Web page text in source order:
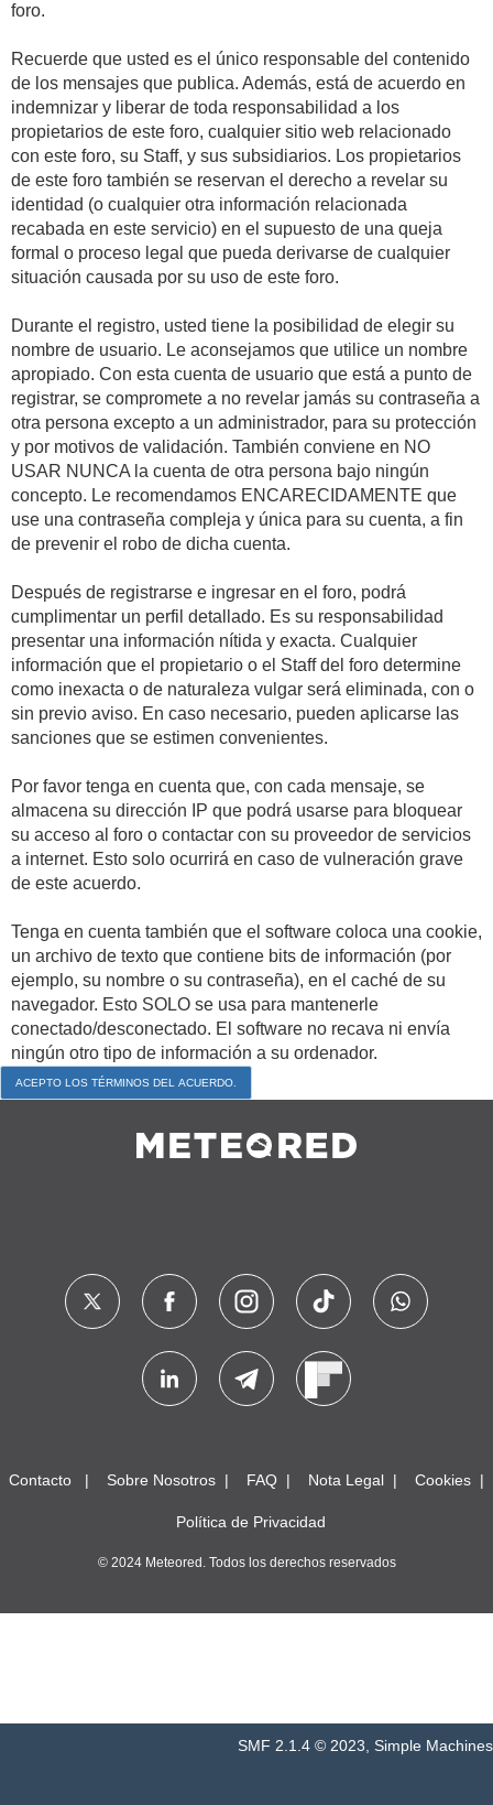
foro.
Recuerde que usted es el único responsable del contenido
de los mensajes que publica. Además, está de acuerdo en
indemnizar y liberar de toda responsabilidad a los
propietarios de este foro, cualquier sitio web relacionado
con este foro, su Staff, y sus subsidiarios. Los propietarios
de este foro también se reservan el derecho a revelar su
identidad (o cualquier otra información relacionada
recabada en este servicio) en el supuesto de una queja
formal o proceso legal que pueda derivarse de cualquier
situación causada por su uso de este foro.
Durante el registro, usted tiene la posibilidad de elegir su
nombre de usuario. Le aconsejamos que utilice un nombre
apropiado. Con esta cuenta de usuario que está a punto de
registrar, se compromete a no revelar jamás su contraseña a
otra persona excepto a un administrador, para su protección
y por motivos de validación. También conviene en NO
USAR NUNCA la cuenta de otra persona bajo ningún
concepto. Le recomendamos ENCARECIDAMENTE que
use una contraseña compleja y única para su cuenta, a fin
de prevenir el robo de dicha cuenta.
Después de registrarse e ingresar en el foro, podrá
cumplimentar un perfil detallado. Es su responsabilidad
presentar una información nítida y exacta. Cualquier
información que el propietario o el Staff del foro determine
como inexacta o de naturaleza vulgar será eliminada, con o
sin previo aviso. En caso necesario, pueden aplicarse las
sanciones que se estimen convenientes.
Por favor tenga en cuenta que, con cada mensaje, se
almacena su dirección IP que podrá usarse para bloquear
su acceso al foro o contactar con su proveedor de servicios
a internet. Esto solo ocurrirá en caso de vulneración grave
de este acuerdo.
Tenga en cuenta también que el software coloca una cookie,
un archivo de texto que contiene bits de información (por
ejemplo, su nombre o su contraseña), en el caché de su
navegador. Esto SOLO se usa para mantenerle
conectado/desconectado. El software no recava ni envía
ningún otro tipo de información a su ordenador.
Contacto Sobre Nosotros FAQ Nota Legal Cookies
Política de Privacidad
© 2024 Meteored. Todos los derechos reservados
SMF 2.1.4 © 2023 Simple Machines